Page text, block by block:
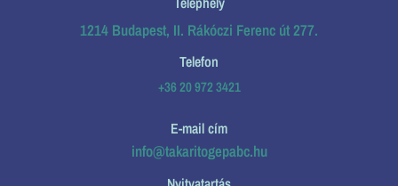
1214 Budapest, II. Rákóczi Ferenc út 277.
Telefon
+36 20 972 3421
E-mail cím
info@takaritogepabc.hu